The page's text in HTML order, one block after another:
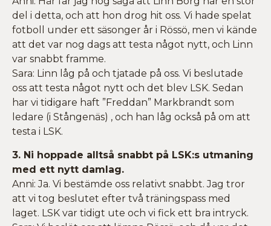
del i detta, och att hon drog hit oss. Vi hade spelat
fotboll under ett säsonger år i Rössö, men vi kände
att det var nog dags att testa något nytt, och Linn
var snabbt framme.
Sara: Linn låg på och tjatade på oss. Vi beslutade
oss att testa något nytt och det blev LSK. Sedan
har vi tidigare haft ”Freddan” Markbrandt som
ledare (i Stångenäs) , och han låg också på om att
testa i LSK.
3. Ni hoppade alltså snabbt på LSK:s utmaning
med ett nytt damlag.
Anni: Ja. Vi bestämde oss relativt snabbt. Jag tror
att vi tog beslutet efter två träningspass med
laget. LSK var tidigt ute och vi fick ett bra intryck.